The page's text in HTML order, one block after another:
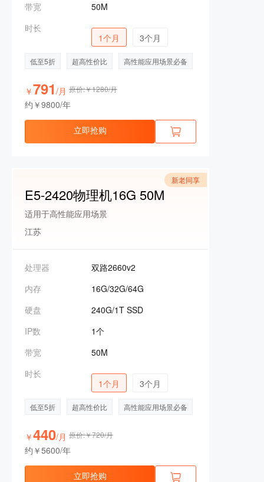
带宽
50M
时长
1个月
3个月
低至5折 超高性价比 高性能应用场景必备
￥791 /月 原价:￥1280/月
约￥9800/年
立即抢购
新老同享
E5-2420物理机16G 50M
适用于高性能应用场景
江苏
处理器
双路2660v2
内存
16G/32G/64G
硬盘
240G/1T SSD
IP数
1个
带宽
50M
时长
1个月
3个月
低至5折 超高性价比 高性能应用场景必备
￥440/月 原价:￥720/月
约￥5600/年
立即抢购